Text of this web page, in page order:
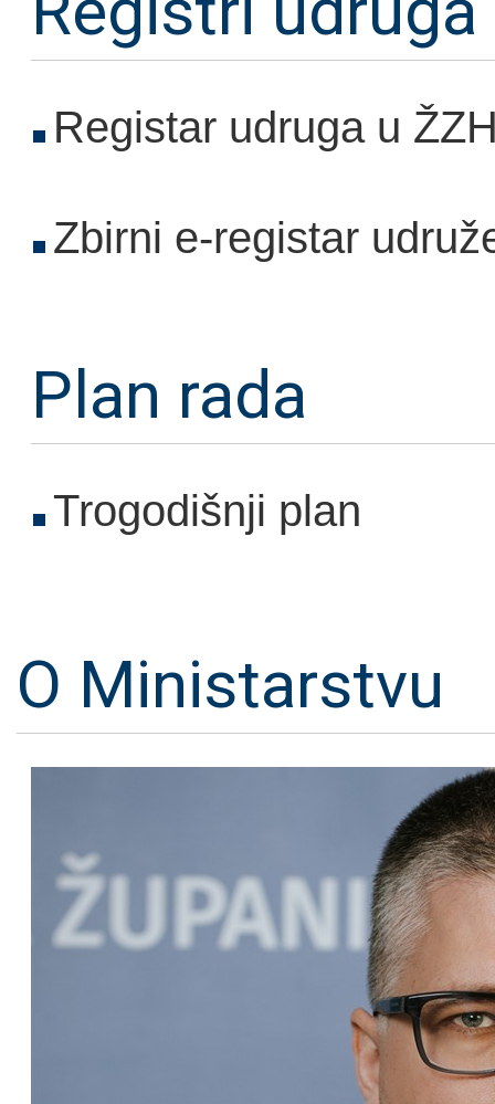
Registar udruga u
Zbirni e-registar
Plan rada
Trogodišnji plan
O Ministarstvu